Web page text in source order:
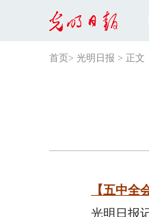
首页 > 光明日报 > 正文
【五中全
光明日报